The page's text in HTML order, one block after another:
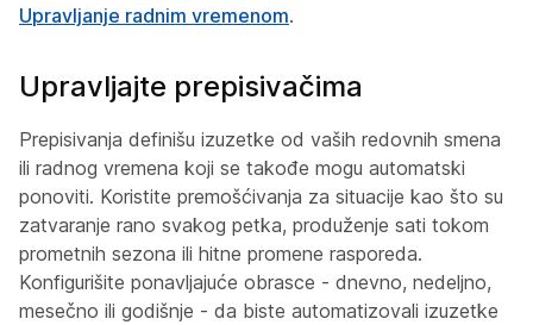
Upravljanje radnim vremenom.
Upravljajte prepisivačima
Prepisivanja definišu izuzetke od vaših redovnih smena
ili radnog vremena koji se takođe mogu automatski
ponoviti. Koristite premošćivanja za situacije kao što su
zatvaranje rano svakog petka, produženje sati tokom
prometnih sezona ili hitne promene rasporeda.
Konfigurišite ponavljajuće obrasce - dnevno, nedeljno,
mesečno ili godišnje - da biste automatizovali izuzetke